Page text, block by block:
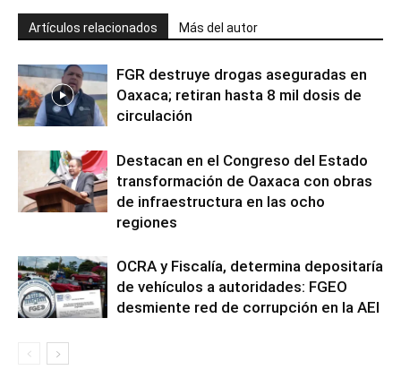
Artículos relacionados Más del autor
FGR destruye drogas aseguradas en
Oaxaca; retiran hasta 8 mil dosis de
circulación
Destacan en el Congreso del Estado
transformación de Oaxaca con obras
de infraestructura en las ocho
regiones
OCRA y Fiscalía, determina depositaría
de vehículos a autoridades: FGEO
desmiente red de corrupción en la AEI